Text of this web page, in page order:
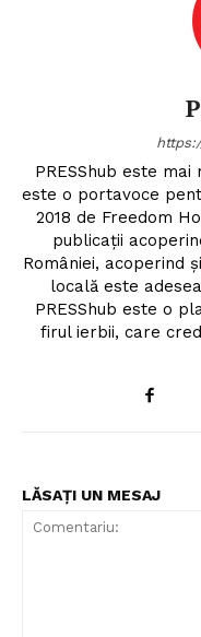
PRESShub este
este o portavoce
2018 de Freedom
publicații
României, acoperind
locală este
PRESShub este o
firul ierbii, care
LĂSAȚI UN MESAJ